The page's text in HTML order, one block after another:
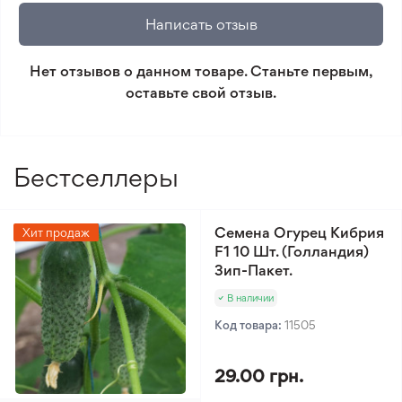
который не соответствует ожиданиям. Согласно
условиям возврата.
Минимальный заказ 300 грн.
Написать отзыв
Нет отзывов о данном товаре. Станьте первым,
оставьте свой отзыв.
Бестселлеры
Хит продаж
Семена Огурец Кибрия
F1 10 Шт. (Голландия)
Зип-Пакет.
В наличии
Код товара: 11505
29.00 грн.